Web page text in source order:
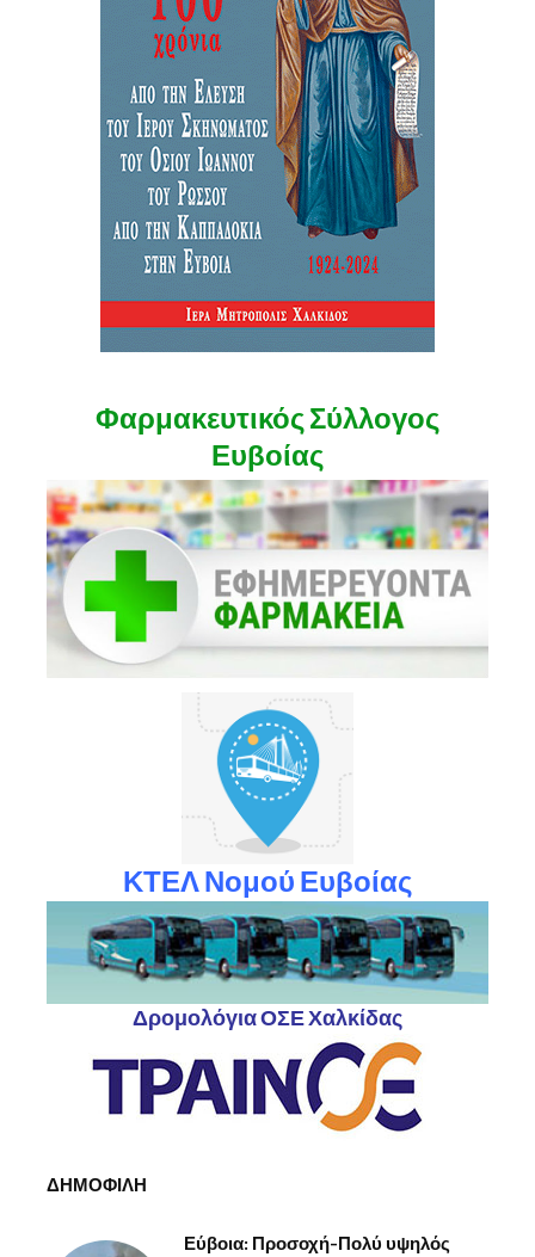
Φαρμακευτικός Σύλλογος
Ευβοίας
ΚΤΕΛ Νομού Ευβοίας
Δρομολόγια ΟΣΕ Χαλκίδας
ΔΗΜΟΦΙΛΗ
Εύβοια: Προσοχή-Πολύ υψηλός